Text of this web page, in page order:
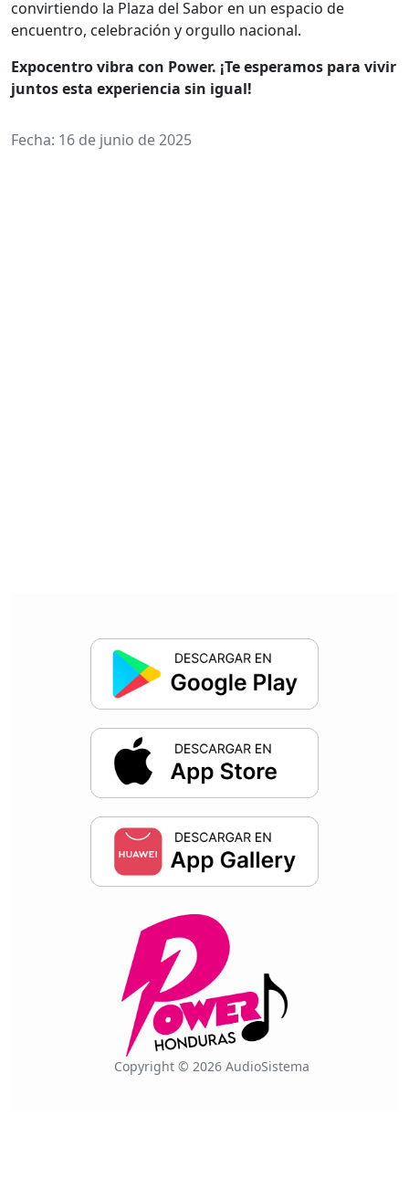
convirtiendo la Plaza del Sabor en un espacio de
encuentro, celebración y orgullo nacional.
Expocentro vibra con Power. ¡Te esperamos para vivir
juntos esta experiencia sin igual!
Fecha: 16 de junio de 2025
Copyright © 2026 AudioSistema